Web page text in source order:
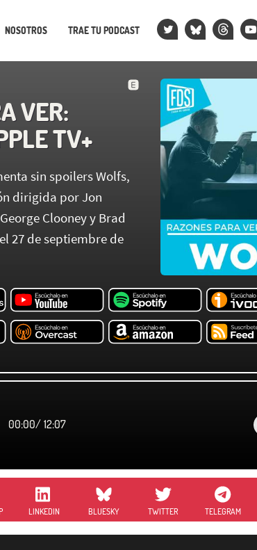
NOSOTROS TRAE TU PODCAST
VER:
TV+
sin spoilers Wolfs,
dirigida por Jon
Clooney y Brad
27 de septiembre de
00:00/ 12:07
LINKEDIN BLUESKY TWITTER TELEGRAM